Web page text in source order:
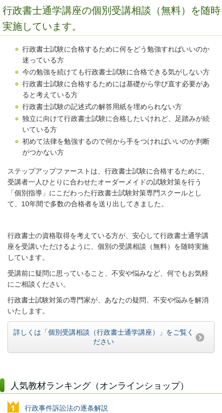
行政書士通学講座の個別受講相談（無料）を随時
実施しています。
行政書士試験に合格するために何をどう勉強すればいいのか
迷っている方
今の勉強を続けても行政書士試験に合格できる気がしない方
行政書士試験に合格するためには基礎から学び直す必要があ
ると考えている方
行政書士試験の記述式の解答用紙を埋められない方
独立に向けて行政書士試験に合格したいけれど、足踏みが続
いている方
初めて法律を勉強するので何から手をつければいいのか判断
がつかない方
ステップアップファーストは、行政書士試験に合格するために、
受講者一人ひとりに合わせたオーダーメイドの試験対策を行う
「個別指導」にこだわった行政書士試験対策専門スクールとし
て、10年間で多数の合格者を送り出してきました。
行政書士の資格取得を考えている方が、安心して行政書士通学講
座を受講いただけるように、個別の受講相談（無料）を随時実施
しています。
受講前に疑問に思っていること、不安や悩みなど、何でもお気軽
にご相談ください。
行政書士試験対策の専門家が、あなたの疑問、不安や悩みを解消
いたします。
詳しくは「個別受講相談（行政書士通学講座）」をご覧く
ださい
人気教材ランキング（オンラインショップ）
行政事件訴訟法の逐条解説